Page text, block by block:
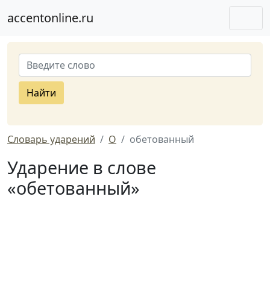
accentonline.ru
Найти
Словарь ударений О обетованный
Ударение в слове
«обетованный»